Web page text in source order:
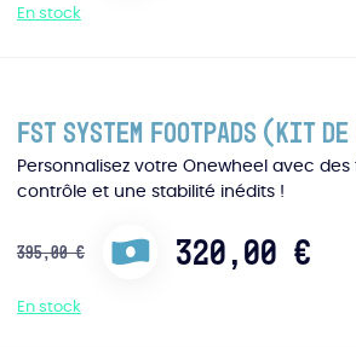
En stock
FST System Footpads (Kit
Personnalisez votre Onewheel avec
contrôle et une stabilité inédits !
395,00€ 320,00 €
En stock